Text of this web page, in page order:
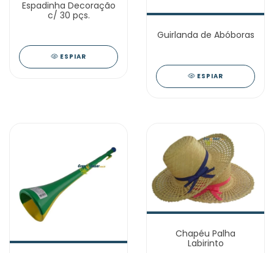
Espadinha Decoração
c/ 30 pçs.
ESPIAR
Guirlanda de Abóboras
ESPIAR
Chapéu Palha
Labirinto